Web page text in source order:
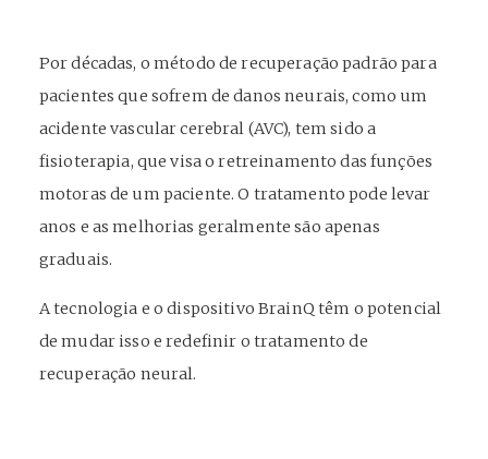
Por décadas, o método de recuperação padrão para
pacientes que sofrem de danos neurais, como um
acidente vascular cerebral (AVC), tem sido a
fisioterapia, que visa o retreinamento das funções
motoras de um paciente. O tratamento pode levar
anos e as melhorias geralmente são apenas
graduais.
A tecnologia e o dispositivo BrainQ têm o potencial
de mudar isso e redefinir o tratamento de
recuperação neural.